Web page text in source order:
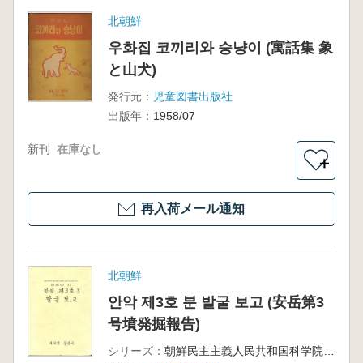
北朝鮮
우화집 코끼리와 승냥이 (寓話集 象
と山犬)
発行元： 児童図書出版社
出版年： 1958/07
新刊 在庫なし
＋
再入荷メール通知
北朝鮮
안악 제3호 분 발굴 보고 (安岳第3
号墳発掘報告)
シリーズ：